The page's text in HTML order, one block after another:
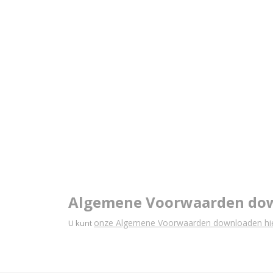
Algemene Voorwaarden
U kunt onze Algemene Voorwaarden downloaden